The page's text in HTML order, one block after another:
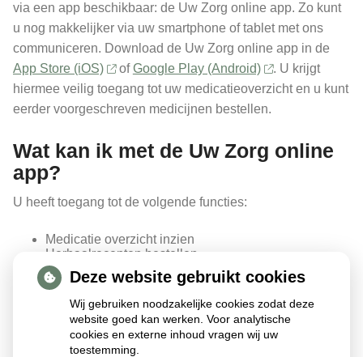
via een app beschikbaar: de Uw Zorg online app. Zo kunt
u nog makkelijker via uw smartphone of tablet met ons
communiceren. Download de Uw Zorg online app in de
App Store (iOS)
ofGoogle Play (Android)
. U krijgt
hiermee veilig toegang tot uw medicatieoverzicht en u kunt
eerder voorgeschreven medicijnen bestellen.
Wat kan ik met de Uw Zorg online
app?
U heeft toegang tot de volgende functies:
Medicatie overzicht inzien
Herhaalrecepten bestellen
Gegevens over de apotheek
Inname herinneringen
PDF download online medicatie overzicht
Download nu de gratis app!
Deze website gebruikt cookies
Wij gebruiken noodzakelijke cookies zodat deze
website goed kan werken. Voor analytische
cookies en externe inhoud vragen wij uw
toestemming.